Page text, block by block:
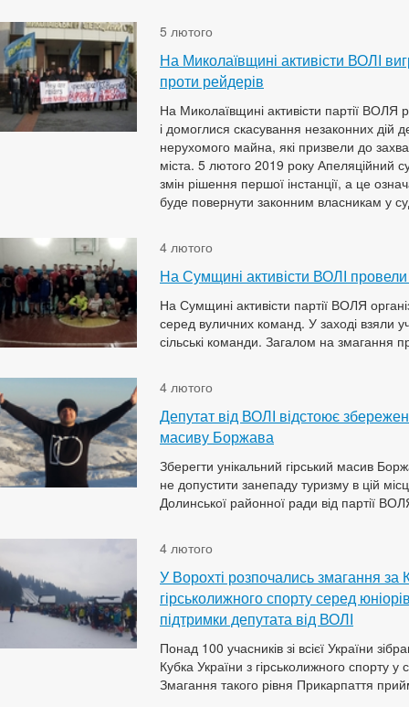
5 лютого
На Миколаївщині активісти ВОЛІ
проти рейдерів
На Миколаївщині активісти партії ВОЛЯ
і домоглися скасування незаконних дій
нерухомого майна, які призвели до
міста. 5 лютого 2019 року Апеляційний
змін рішення першої інстанції, а це
буде повернути законним власникам у
4 лютого
На Сумщині активісти ВОЛІ провели
На Сумщині активісти партії ВОЛЯ
серед вуличних команд. У заході взяли
сільські команди. Загалом на змагання
4 лютого
Депутат від ВОЛІ відстоює
масиву Боржава
Зберегти унікальний гірський масив
не допустити занепаду туризму в цій
Долинської районної ради від партії
4 лютого
У Ворохті розпочались змагання за
гірськолижного спорту серед
підтримки депутата від ВОЛІ
Понад 100 учасників зі всієї України
Кубка України з гірськолижного спорту у
Змагання такого рівня Прикарпаття